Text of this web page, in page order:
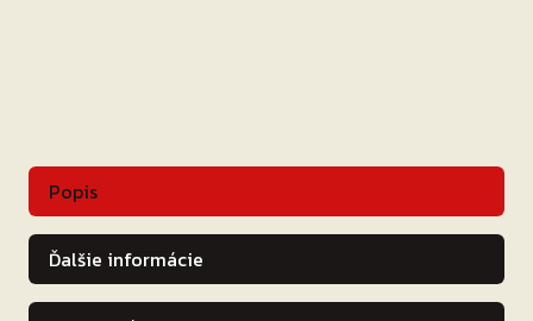
Popis
Ďalšie informácie